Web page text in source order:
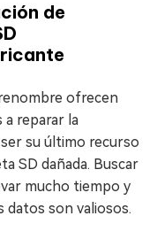
de
ofrecen
a reparar la
su último recurso
SD dañada. Buscar
mucho tiempo y
datos son valiosos.